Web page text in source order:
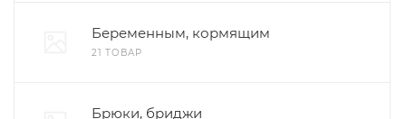
Беременным, кормящим
21 ТОВАР
Брюки, бриджи